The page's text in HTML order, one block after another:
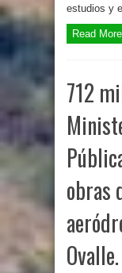
estudios y
Read
712
obras
Ovalle.